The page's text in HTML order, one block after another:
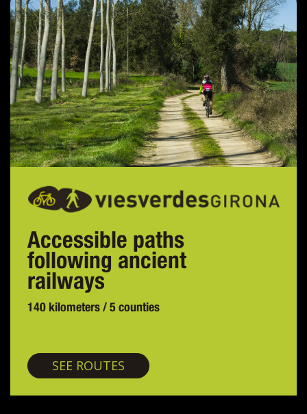
Accessible paths
following ancient
railways
140 kilometers / 5 counties
SEE ROUTES Greenways